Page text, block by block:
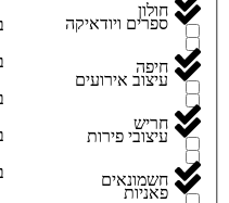
ספרים ויודאיקה
עיצוב אירועים
עיצובי פירות
פאניות
חולון
חיפה
חריש
חשמונאים